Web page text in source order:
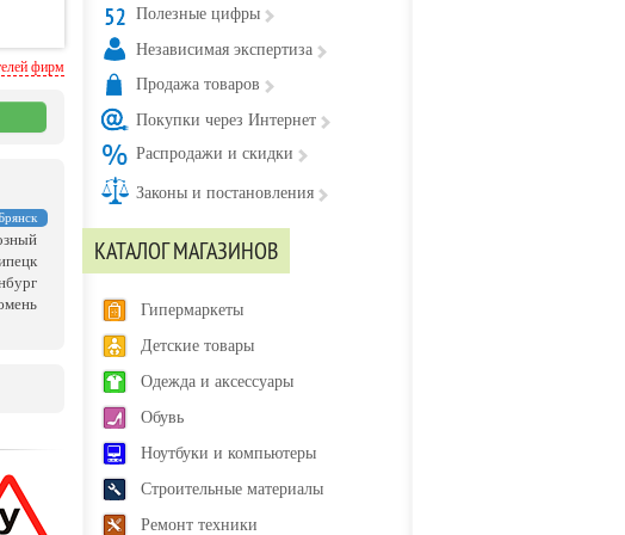
фирм
Полезные цифры
Независимая экспертиза
Продажа товаров
Покупки через Интернет
Распродажи и скидки
Законы и постановления
КАТАЛОГ МАГАЗИНОВ
Гипермаркеты
Детские товары
Одежда и аксессуары
Обувь
Ноутбуки и компьютеры
Строительные материалы
Ремонт техники